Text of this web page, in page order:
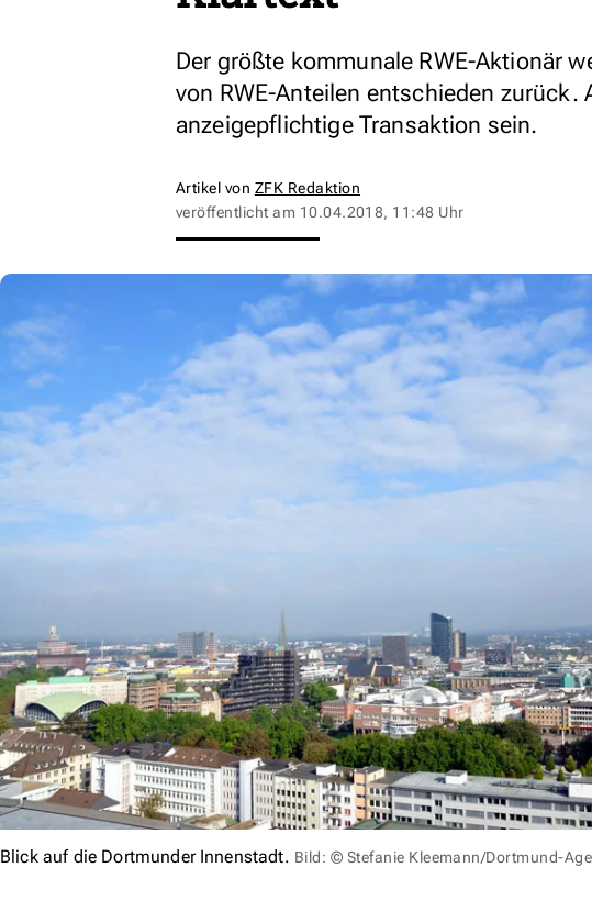
Der größte kommunale RWE-Aktionär
von RWE-Anteilen entschieden zurück.
anzeigepflichtige Transaktion sein.
Artikel von ZFK Redaktion
veröffentlicht am 10.04.2018, 11:48 Uhr
Blick auf die Dortmunder Innenstadt. Bild: © Stefanie Kleemann/Dortmund-